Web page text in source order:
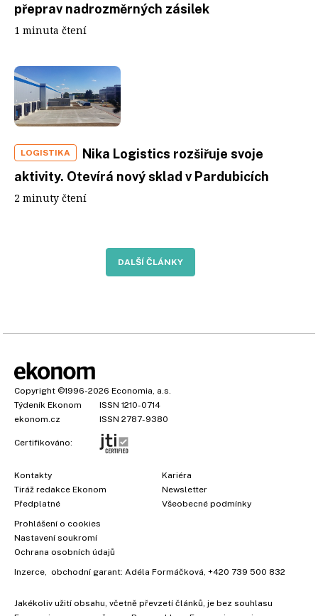
přeprav nadrozměrných zásilek
1 minuta čtení
LOGISTIKA
Nika Logistics rozšiřuje svoje
aktivity. Otevírá nový sklad v Pardubicích
2 minuty čtení
DALŠÍ ČLÁNKY
Copyright ©1996-2026 Economia, a.s.
Týdeník Ekonom
ISSN 1210-0714
ekonom.cz
ISSN 2787-9380
Certifikováno:
Kontakty
Tiráž redakce Ekonom
Předplatné
Kariéra
Newsletter
Všeobecné podmínky
Prohlášení o cookies
Nastavení soukromí
Ochrana osobních údajů
Inzerce , obchodní garant: Adéla Formáčková +420 739 500 832
Jakékoliv užití obsahu, včetně převzetí článků, je bez souhlasu